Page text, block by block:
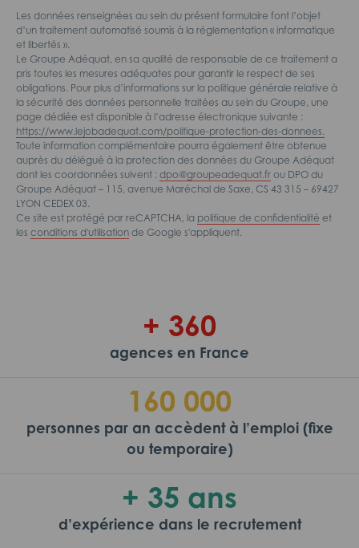
Les données renseignées au sein du présent formulaire font l’objet
d’un traitement automatisé soumis à la réglementation « informatique
et libertés ».
Le Groupe Adéquat, en sa qualité de responsable de ce traitement a
pris toutes les mesures adéquates pour garantir le respect de ses
obligations. Pour plus d’informations sur la politique générale relative à
la sécurité des données personnelle traitées au sein du Groupe, une
page dédiée est disponible à l’adresse électronique suivante :
https://www.lejobadequat.com/politique-protection-des-donnees.
Toute information complémentaire pourra également être obtenue
auprès du délégué à la protection des données du Groupe Adéquat
dont les coordonnées suivent : dpo@groupeadequat.fr ou DPO du
Groupe Adéquat – 115, avenue Maréchal de Saxe, CS 43 315 – 69427
LYON CEDEX 03.
Ce site est protégé par reCAPTCHA, la politique de confidentialité et
les conditions d'utilisation de Google s'appliquent.
+ 360
agences en France
160 000
personnes par an accèdent à l’emploi (fixe
ou temporaire)
+ 35 ans
d’expérience dans le recrutement